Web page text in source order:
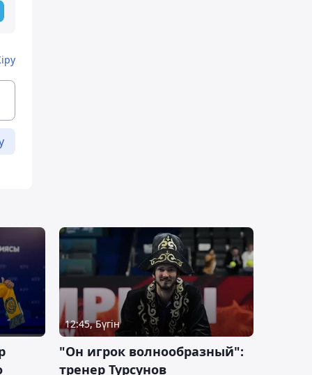
12:45, Бүгін
"Он игрок волнообразный":
тренер Турсунов